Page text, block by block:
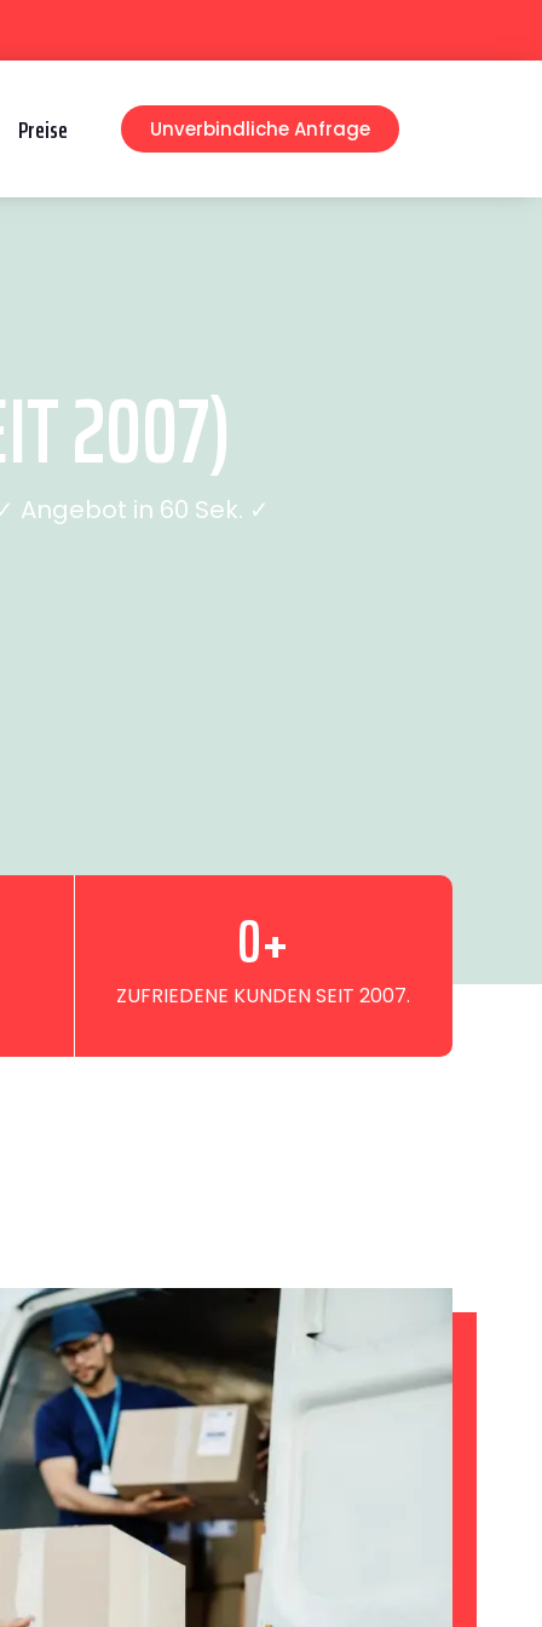
Preise Unverbindliche Anfrage
2007)
Angebot in 60 Sek. ✓
ZUFRIEDENE KUNDEN SEIT 2007.
0+